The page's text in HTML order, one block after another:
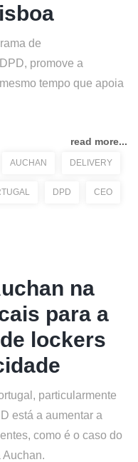
de
promove a
tempo que apoia
read more...
AUCHAN DELIVERY
DPD CEO
na
para a
lockers
particularmente
está a aumentar a
como é o caso do
Auchan.